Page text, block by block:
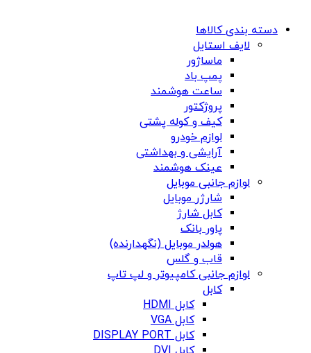
دسته بندی کالاها
لایف استایل
ماساژور
پمپ باد
ساعت هوشمند
پروژکتور
کیف و کوله پشتی
لوازم خودرو
آرایشی و بهداشتی
عینک هوشمند
لوازم جانبی موبایل
شارژر موبایل
کابل شارژ
پاور بانک
هولدر موبایل (نگهدارنده)
قاب و گلس
لوازم جانبی کامپیوتر و لپ تاپ
کابل
کابل HDMI
کابل VGA
کابل DISPLAY PORT